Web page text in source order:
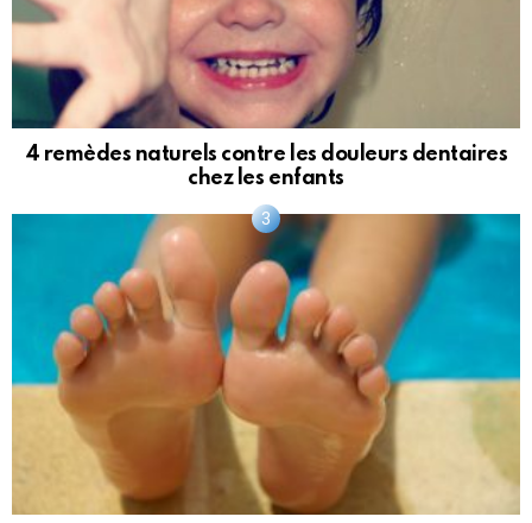
4 remèdes naturels contre les douleurs dentaires
chez les enfants